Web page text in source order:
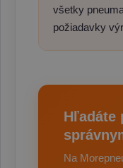
všetky
požiadavky
Hľadáte
Na